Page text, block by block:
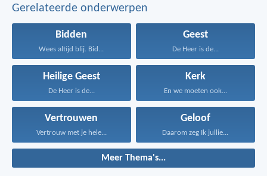
Gerelateerde onderwerpen
Bidden
Wees altijd blij. Bid...
Geest
De Heer is de...
Heilige Geest
De Heer is de...
Kerk
En we moeten ook...
Vertrouwen
Vertrouw met je hele...
Geloof
Daarom zeg Ik jullie...
Meer Thema's...